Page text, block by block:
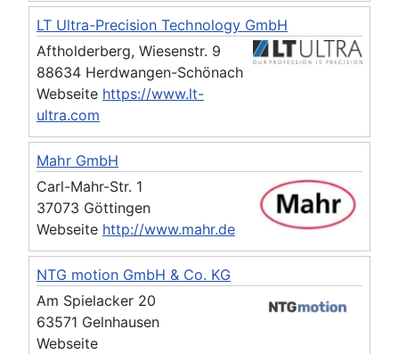
LT Ultra-Precision Technology GmbH
Aftholderberg, Wiesenstr. 9
88634 Herdwangen-Schönach
Webseite https://www.lt-
ultra.com
Mahr GmbH
Carl-Mahr-Str. 1
37073 Göttingen
Webseite http://www.mahr.de
NTG motion GmbH & Co. KG
Am Spielacker 20
63571 Gelnhausen
Webseite